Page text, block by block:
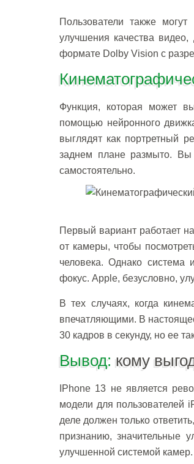
Пользователи также
улучшения качества видео,
формате Dolby Vision с
Функция, которая может
помощью нейронного
выглядят как портретный
заднем плане размыто. Вы
самостоятельно.
Первый вариант работает
от камеры, чтобы
человека. Однако система
фокус. Apple, безусловно,
В тех случаях, когда
впечатляющими. В
30 кадров в секунду, но ее
Вывод: кому
IPhone 13 не является
модели для пользователей
деле должен только
признанию, значительные
улучшенной системой камер.